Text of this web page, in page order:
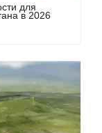
для
в 2026